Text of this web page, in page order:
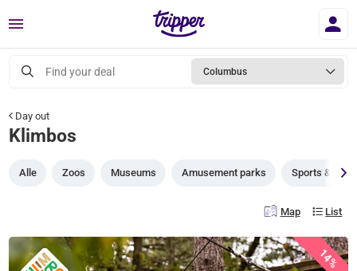
Menu
Find your deal Columbus
Day out
Klimbos
Alle Zoos Museums Amusement parks Sports &
Map List
14%